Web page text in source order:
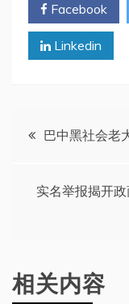
Facebook
Linkedin
文 巴中黑社会老
实名举报揭开
相关内容